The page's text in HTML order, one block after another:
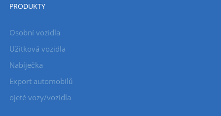
PRODUKTY
Osobní vozidla
Užitková vozidla
Nabíječka
Export automobilů
ojeté vozy/vozidla